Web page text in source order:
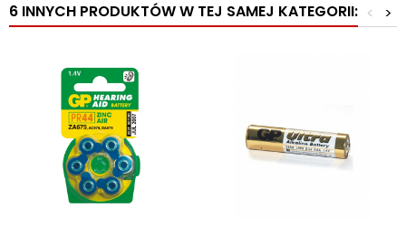
6 INNYCH PRODUKTÓW W TEJ SAMEJ KATEGORII: >
<